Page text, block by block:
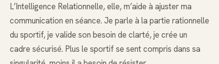
L’Intelligence Relationnelle, elle, m’aide à ajuster ma
communication en séance. Je parle à la partie rationnelle
du sportif, je valide son besoin de clarté, je crée un
cadre sécurisé. Plus le sportif se sent compris dans sa